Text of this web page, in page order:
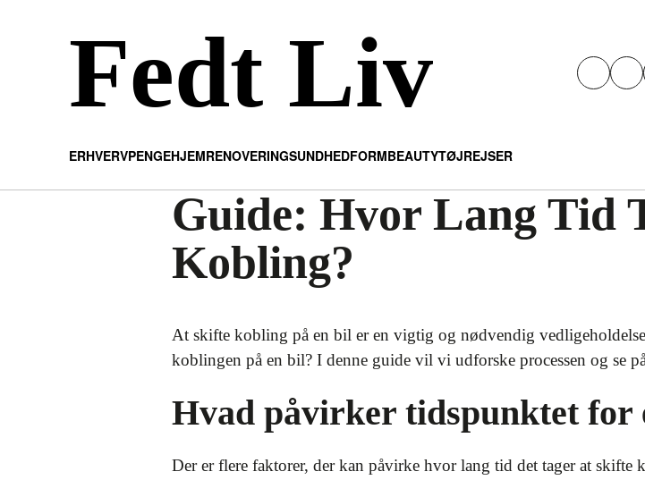
Fedt Liv
ERHVERVPENGEHJEMRENOVERINGSUNDHEDFORMBEAUTYTØJREJSER
Guide: Hvor Lang Tid
Kobling?
At skifte kobling på en bil er en vigtig og nødvendig
koblingen på en bil? I denne guide vil vi udforske processen og se
Hvad påvirker tidspunktet for
Der er flere faktorer, der kan påvirke hvor lang tid det tager at